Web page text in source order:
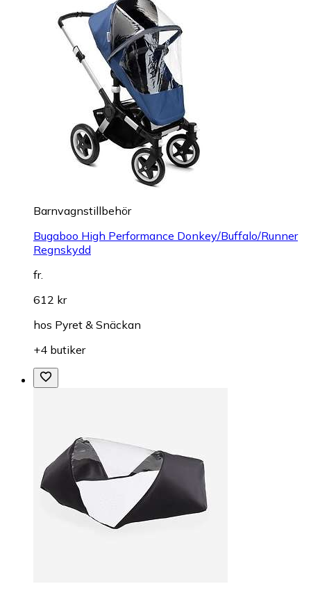
Barnvagnstillbehör
Bugaboo High Performance Donkey/Buffalo/Runner
Regnskydd
fr.
612 kr
hos Pyret & Snäckan
+4 butiker